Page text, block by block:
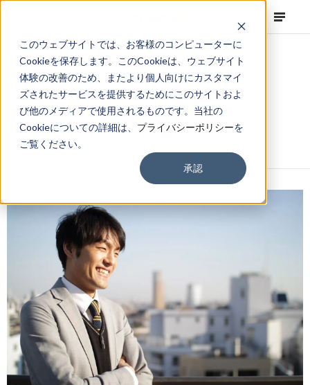
このウェブサイトでは、お客様のコンピューターに
Cookieを保存します。このCookieは、ウェブサイト
体験の改善のため、またより個人向けにカスタマイ
ズされたサービスを提供するためにこのサイトおよ
び他のメディアで使用されるものです。当社の
Cookieについての詳細は、 プライバシーポリシーを
ご覧ください。
承認
NEWS Corporate Column 2012.05.16
loftworkers 関井 遼平